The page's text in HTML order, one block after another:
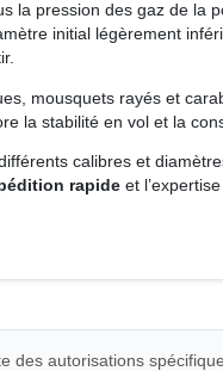
la pression des gaz de la
initial légèrement
mousquets rayés et
la stabilité en vol et la
calibres et
rapideet
des autorisations